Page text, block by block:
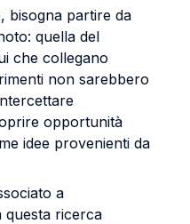
bisogna partire da
quella del
che collegano
non sarebbero
opportunità
idee provenienti da
a
questa ricerca